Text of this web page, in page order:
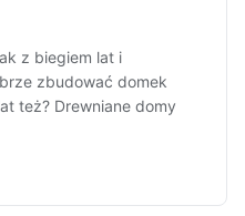
z biegiem lat i
zbudować domek
też? Drewniane domy